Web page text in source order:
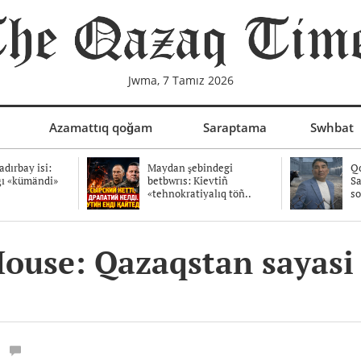
Jwma, 7 Tamız 2026
Azamattıq qoğam Saraptama Swhbat
isi:
«kümändi»
Maydan şebindegi
betbwrıs: Kievtiñ
«tehnokratiyalıq töñ..
Qazaqstan